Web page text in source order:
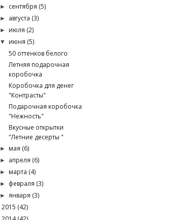
► сентября (5)
► августа (3)
► июля (2)
▼ июня (5)
50 оттенков белого
Летняя подарочная
коробочка
Коробочка для денег
"Контрасты"
Подарочная коробочка
"Нежность"
Вкусные открытки
"Летние десерты "
► мая (6)
► апреля (6)
► марта (4)
► февраля (3)
►января (3)
2015 (42)